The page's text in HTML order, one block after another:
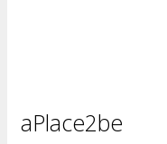
aPlace2be